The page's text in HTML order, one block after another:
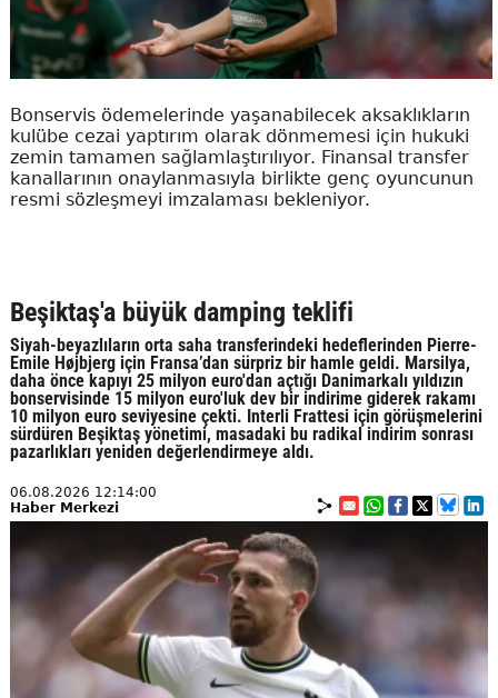
Bonservis ödemelerinde yaşanabilecek aksaklıkların
kulübe cezai yaptırım olarak dönmemesi için hukuki
zemin tamamen sağlamlaştırılıyor. Finansal transfer
kanallarının onaylanmasıyla birlikte genç oyuncunun
resmi sözleşmeyi imzalaması bekleniyor.
Beşiktaş'a büyük damping teklifi
Siyah-beyazlıların orta saha transferindeki hedeflerinden Pierre-
Emile Højbjerg için Fransa’dan sürpriz bir hamle geldi. Marsilya,
daha önce kapıyı 25 milyon euro'dan açtığı Danimarkalı yıldızın
bonservisinde 15 milyon euro'luk dev bir indirime giderek rakamı
10 milyon euro seviyesine çekti. Interli Frattesi için görüşmelerini
sürdüren Beşiktaş yönetimi, masadaki bu radikal indirim sonrası
pazarlıkları yeniden değerlendirmeye aldı.
06.08.2026 12:14:00
Haber Merkezi